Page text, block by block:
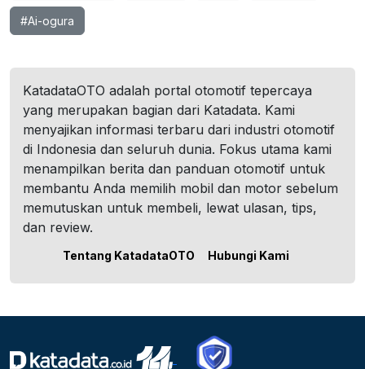
#Ai-ogura
KatadataOTO adalah portal otomotif tepercaya
yang merupakan bagian dari Katadata. Kami
menyajikan informasi terbaru dari industri otomotif
di Indonesia dan seluruh dunia. Fokus utama kami
menampilkan berita dan panduan otomotif untuk
membantu Anda memilih mobil dan motor sebelum
memutuskan untuk membeli, lewat ulasan, tips,
dan review.
Tentang KatadataOTO Hubungi Kami